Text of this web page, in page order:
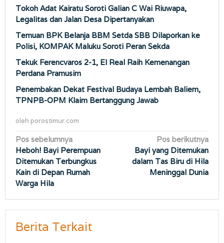
Tokoh Adat Kairatu Soroti Galian C Wai Riuwapa,
Legalitas dan Jalan Desa Dipertanyakan
Temuan BPK Belanja BBM Setda SBB Dilaporkan ke
Polisi, KOMPAK Maluku Soroti Peran Sekda
Tekuk Ferencvaros 2-1, El Real Raih Kemenangan
Perdana Pramusim
Penembakan Dekat Festival Budaya Lembah Baliem,
TPNPB-OPM Klaim Bertanggung Jawab
oleh porostimur.com
Navigasi
pos
Pos sebelumnya
Heboh! Bayi Perempuan
Ditemukan Terbungkus
Kain di Depan Rumah
Warga Hila
Pos berikutnya
Bayi yang Ditemukan
dalam Tas Biru di Hila
Meninggal Dunia
Berita Terkait